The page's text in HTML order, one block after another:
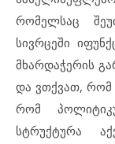
რომელსაც
სივრცეში
მხარდაჭერის
და ვთქვათ,
რომ
სტრუქტურა